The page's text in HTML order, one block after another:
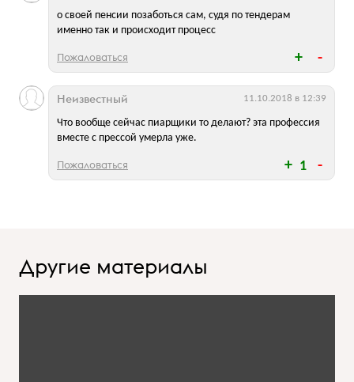
о своей пенсии позаботься сам, судя по тендерам
именно так и происходит процесс
Пожаловаться
1
Что вообще сейчас пиарщики то делают? эта профессия
вместе с прессой умерла уже.
Неизвестный 11.10.2018 в 12:39
Пожаловаться
Другие материалы